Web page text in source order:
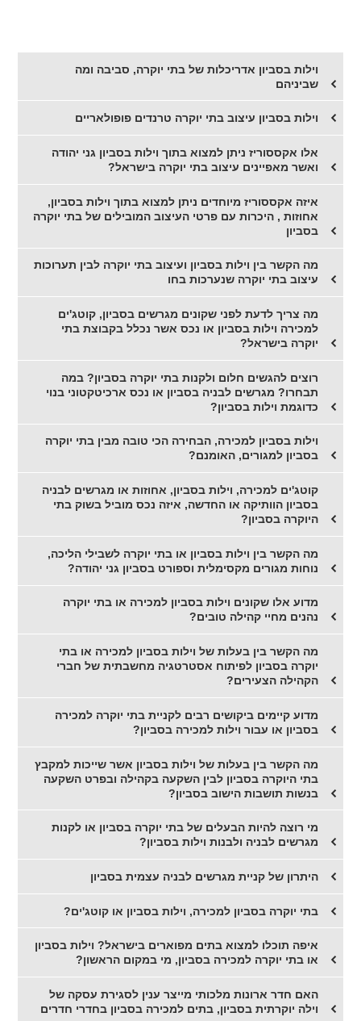
וילות בסביון אדריכלות של בתי יוקרה, סביבה ומה
שביניהם
וילות בסביון עיצוב בתי יוקרה טרנדים פופולאריים
אלו אקססוריז ניתן למצוא בתוך וילות בסביון גני יהודה
ואשר מאפיינים עיצוב בתי יוקרה בישראל?
איזה אקססוריז מיוחדים ניתן למצוא בתוך וילות בסביון,
אחוזות , היכרות עם פרטי העיצוב המובילים של בתי יוקרה
בסביון
מה הקשר בין וילות בסביון ועיצוב בתי יוקרה לבין תערוכות
עיצוב בתי יוקרה שנערכות בחו
מה צריך לדעת לפני שקונים מגרשים בסביון, קוטג'ים
למכירה וילות בסביון או נכס אשר נכלל בקבוצת בתי
יוקרה בישראל?
רוצים להגשים חלום ולקנות בתי יוקרה בסביון? במה
תבחרו? מגרשים לבניה בסביון או נכס ארכיטקטוני בנוי
כדוגמת וילות בסביון?
וילות בסביון למכירה, הבחירה הכי טובה מבין בתי יוקרה
בסביון למגורים, האומנם?
קוטג'ים למכירה, וילות בסביון, אחוזות או מגרשים לבניה
בסביון הוותיקה או החדשה, איזה נכס מוביל בשוק בתי
היוקרה בסביון?
מה הקשר בין וילות בסביון או בתי יוקרה לשבילי הליכה,
נוחות מגורים מקסימלית וספורט בסביון גני יהודה?
מדוע אלו שקונים וילות בסביון למכירה או בתי יוקרה
נהנים מחיי קהילה טובים?
מה הקשר בין בעלות של וילות בסביון למכירה או בתי
יוקרה בסביון לפיתוח אסטרטגיה מחשבתית של חברי
הקהילה הצעירים?
מדוע קיימים ביקושים רבים לקניית בתי יוקרה למכירה
בסביון או עבור וילות למכירה בסביון?
מה הקשר בין בעלות של וילות בסביון אשר שייכות למקבץ
בתי היוקרה בסביון לבין השקעה בקהילה ובפרט השקעה
בנשות תושבות הישוב בסביון?
מי רוצה להיות הבעלים של בתי יוקרה בסביון או לקנות
מגרשים לבניה ולבנות וילות בסביון?
היתרון של קניית מגרשים לבניה עצמית בסביון
בתי יוקרה בסביון למכירה, וילות בסביון או קוטג'ים?
איפה תוכלו למצוא בתים מפוארים בישראל? וילות בסביון
או בתי יוקרה למכירה בסביון, מי במקום הראשון?
האם חדר ארונות מלכותי מייצר ענין לסגירת עסקה של
וילה יוקרתית בסביון, בתים למכירה בסביון בחדרי חדרים